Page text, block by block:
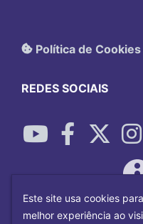
Política de
REDES SOCIAIS
Este site usa cookies
melhor experiência ao